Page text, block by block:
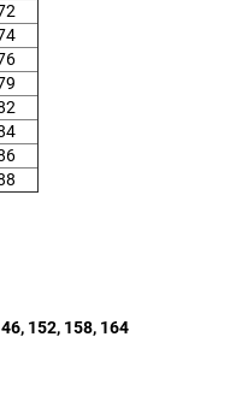
152, 158, 164